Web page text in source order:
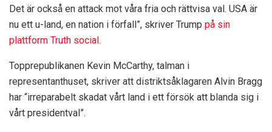
Det är också en attack mot våra fria och rättvisa val. USA är
nu ett u-land, en nation i förfall”, skriver Trump på sin
plattform Truth social .
Topprepublikanen Kevin McCarthy, talman i
representanthuset, skriver att distriktsåklagaren Alvin Bragg
har “irreparabelt skadat vårt land i ett försök att blanda sig i
vårt presidentval”.